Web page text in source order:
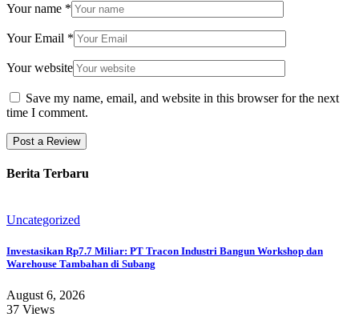
Your name *
Your Email *
Your website
Save my name, email, and website in this browser for the next
time I comment.
Berita Terbaru
Uncategorized
Investasikan Rp7.7 Miliar: PT Tracon Industri Bangun Workshop dan
Warehouse Tambahan di Subang
August 6, 2026
37 Views